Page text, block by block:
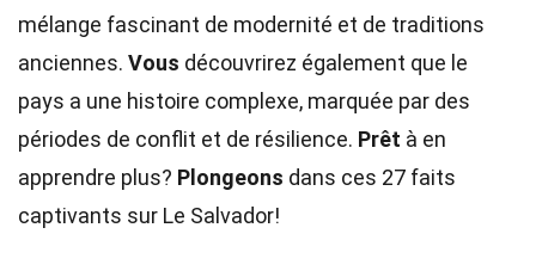
mélange fascinant de modernité et de traditions
anciennes. Vous découvrirez également que le
pays a une histoire complexe, marquée par des
périodes de conflit et de résilience. Prêt à en
apprendre plus? Plongeons dans ces 27 faits
captivants sur Le Salvador!